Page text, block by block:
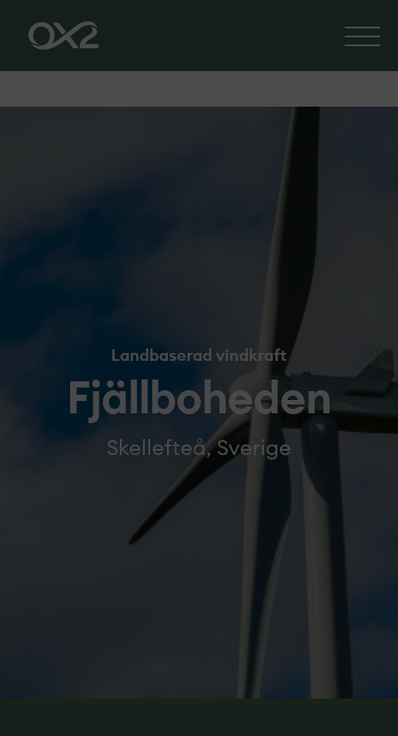
Landbaserad vindkraft
Fjällboheden
Skellefteå, Sverige